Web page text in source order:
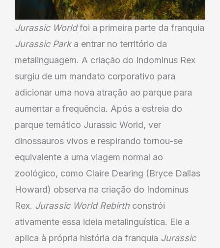
Jurassic Worldfoi a primeira parte da franquia
Jurassic Parka entrar no território da
metalinguagem. A criação do Indominus Rex
surgiu de um mandato corporativo para
adicionar uma nova atração ao parque para
aumentar a frequência. Após a estreia do
parque temático Jurassic World, ver
dinossauros vivos e respirando tornou-se
equivalente a uma viagem normal ao
zoológico, como Claire Dearing (Bryce Dallas
Howard) observa na criação do Indominus
Rex. Jurassic World Rebirth constrói
ativamente essa ideia metalinguística. Ele a
aplica à própria história da franquia Jurassic